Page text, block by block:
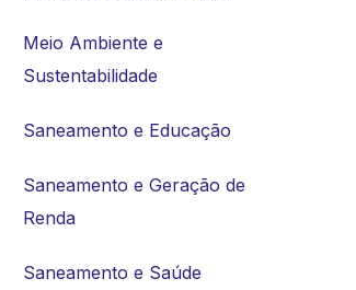
Meio Ambiente e
Sustentabilidade
Saneamento e Educação
Saneamento e Geração de
Renda
Saneamento e Saúde